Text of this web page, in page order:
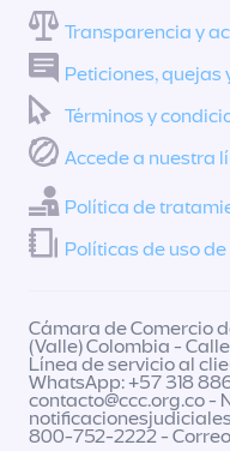
Transparencia y
Peticiones, quejas
Términos y
Accede a nuestra
Política de
Políticas de uso
Cámara de Comercio
(Valle) Colombia - Calle
Línea de servicio al
WhatsApp: +57 318
contacto@ccc.org.co-
800-752-2222 -